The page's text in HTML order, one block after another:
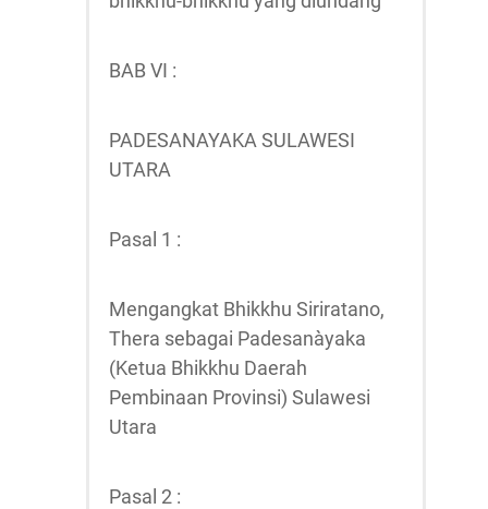
BAB VI :
PADESANAYAKA SULAWESI
UTARA
Pasal 1 :
Mengangkat Bhikkhu Siriratano,
Thera sebagai Padesanàyaka
(Ketua Bhikkhu Daerah
Pembinaan Provinsi) Sulawesi
Utara
Pasal 2 :